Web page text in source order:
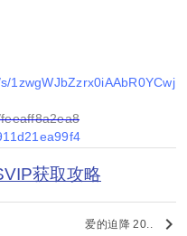
1zwgWJbZzrx0iAAbR0YCwj
获取攻略
爱的迫降 20.. keyboard_arrow_right